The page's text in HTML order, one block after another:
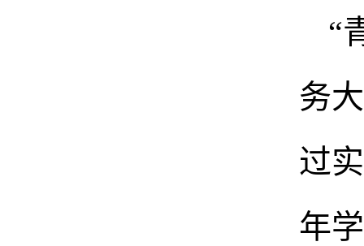
“
务
过
年